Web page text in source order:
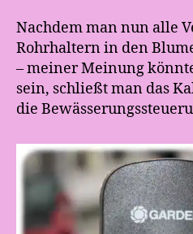
Nachdem man nun alle
Rohrhaltern in den
– meiner Meinung
sein, schließt man das
die